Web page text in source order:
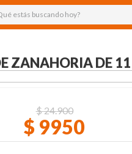
estás buscando hoy?
ZANAHORIA DE
$24.900
$ 9950